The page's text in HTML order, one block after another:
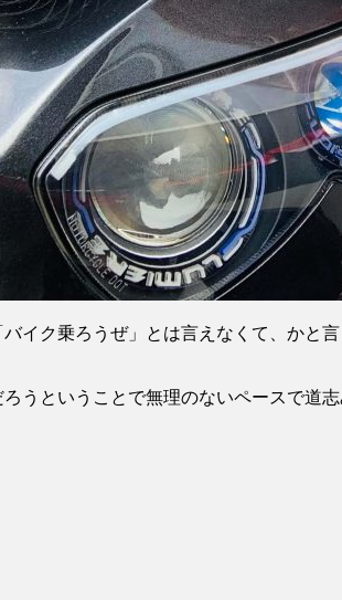
イク乗ろうぜ」とは言えなくて、かと
うということで無理のないペースで道